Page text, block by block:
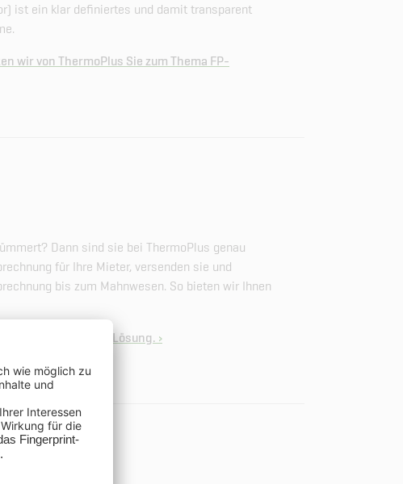
ist ein klar definiertes und damit transparent
wir von ThermoPlus Sie zum Thema FP-
Dann sind sie bei ThermoPlus genau
für Ihre Mieter, versenden sie und
bis zum Mahnwesen. So bieten wir Ihnen
eine ideale Lösung.